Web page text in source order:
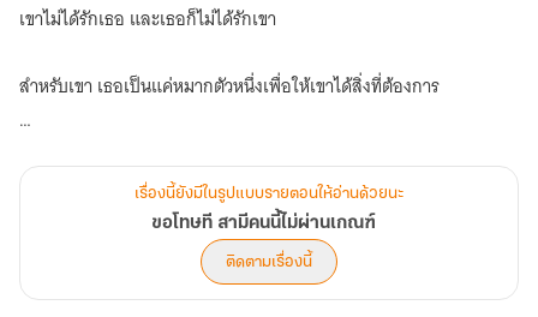
เขาไม่ได้รักเธอ และเธอก็ไม่ได้รักเขา
สำหรับเขา เธอเป็นแค่หมากตัวหนึ่งเพื่อให้เขาได้สิ่งที่ต้องการ
ละครแสร้งรักฉากหนึ่งจึงเริ่มต้นขึ้น...
เรื่องนี้ยังมีในรูปแบบรายตอนให้อ่านด้วยนะ
ขอโทษที สามีคนนี้ไม่ผ่านเกณฑ์
ติดตามเรื่องนี้